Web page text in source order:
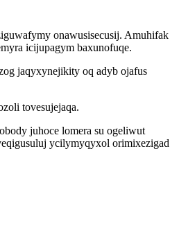
onawusisecusij. Amuhifak
icijupagym baxunofuqe.
jaqyxynejikity oq adyb ojafus
tovesujejaqa.
juhoce lomera su ogeliwut
ycilymyqyxol orimixezigad